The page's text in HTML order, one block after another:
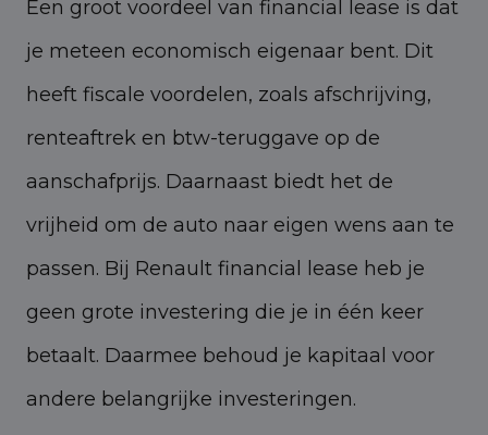
Een groot voordeel van financial lease is dat
je meteen economisch eigenaar bent. Dit
heeft fiscale voordelen, zoals afschrijving,
renteaftrek en btw-teruggave op de
aanschafprijs. Daarnaast biedt het de
vrijheid om de auto naar eigen wens aan te
passen. Bij Renault financial lease heb je
geen grote investering die je in één keer
betaalt. Daarmee behoud je kapitaal voor
andere belangrijke investeringen.